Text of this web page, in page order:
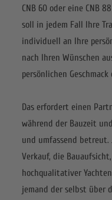
CNB 60 oder eine CNB
soll in jedem Fall Ihre
individuell an Ihre
nach Ihren Wünschen
persönlichen
Das erfordert einen
während der Bauzeit
und umfassend betreut.
Verkauf, die
hochqualitativer
jemand der selbst über